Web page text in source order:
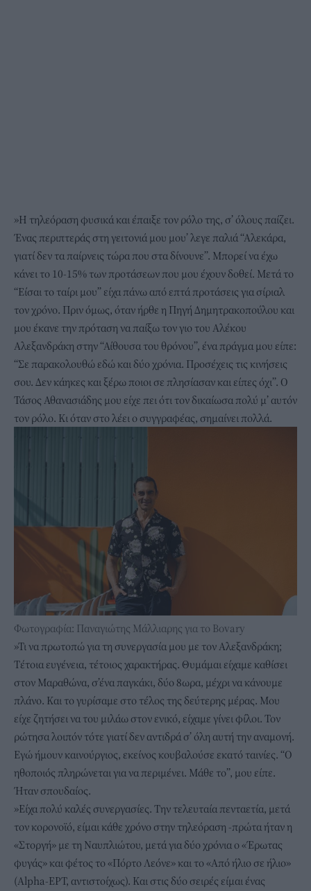
»Η τηλεόραση φυσικά και έπαιξε τον ρόλο της, σ’ όλους παίζει.
Ένας περιπτεράς στη γειτονιά μου μου’ λεγε παλιά “Αλεκάρα,
γιατί δεν τα παίρνεις τώρα που στα δίνουνε”. Μπορεί να έχω
κάνει το 10-15% των προτάσεων που μου έχουν δοθεί. Μετά το
“Είσαι το ταίρι μου” είχα πάνω από επτά προτάσεις για σίριαλ
τον χρόνο. Πριν όμως, όταν ήρθε η Πηγή Δημητρακοπούλου και
μου έκανε την πρόταση να παίξω τον γιο του Αλέκου
Αλεξανδράκη στην “Αίθουσα του θρόνου”, ένα πράγμα μου είπε:
“Σε παρακολουθώ εδώ και δύο χρόνια. Προσέχεις τις κινήσεις
σου. Δεν κάηκες και ξέρω ποιοι σε πλησίασαν και είπες όχι”. Ο
Τάσος Αθανασιάδης μου είχε πει ότι τον δικαίωσα πολύ μ’ αυτόν
τον ρόλο. Κι όταν στο λέει ο συγγραφέας, σημαίνει πολλά.
Φωτογραφία: Παναγιώτης Μάλλιαρης για το Bovary
»Τι να πρωτοπώ για τη συνεργασία μου με τον Αλεξανδράκη;
Τέτοια ευγένεια, τέτοιος χαρακτήρας. Θυμάμαι είχαμε καθίσει
στον Μαραθώνα, σ’ένα παγκάκι, δύο 8ωρα, μέχρι να κάνουμε
πλάνο. Και το γυρίσαμε στο τέλος της δεύτερης μέρας. Μου
είχε ζητήσει να του μιλάω στον ενικό, είχαμε γίνει φίλοι. Τον
ρώτησα λοιπόν τότε γιατί δεν αντιδρά σ’ όλη αυτή την αναμονή.
Εγώ ήμουν καινούργιος, εκείνος κουβαλούσε εκατό ταινίες. “Ο
ηθοποιός πληρώνεται για να περιμένει. Μάθε το”, μου είπε.
Ήταν σπουδαίος.
»Είχα πολύ καλές συνεργασίες. Την τελευταία πενταετία, μετά
τον κορονοϊό, είμαι κάθε χρόνο στην τηλεόραση -πρώτα ήταν η
«Στοργή» με τη Ναυπλιώτου, μετά για δύο χρόνια ο «Έρωτας
φυγάς» και φέτος το «Πόρτο Λεόνε» και το «Από ήλιο σε ήλιο»
(Alpha-ΕΡΤ, αντιστοίχως). Και στις δύο σειρές είμαι ένας